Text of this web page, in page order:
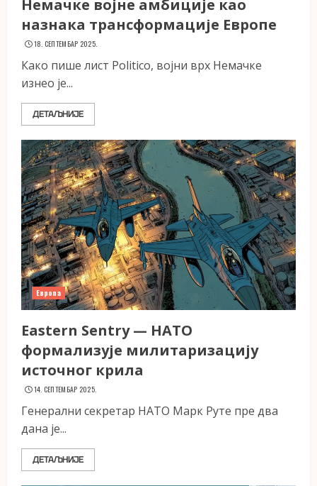
Немачке војне амбиције као
назнака трансформације Европе
18. СЕПТЕМБАР 2025.
Како пише лист Politico, војни врх Немачке
изнео је...
ДЕТАЉНИЈЕ
Европа
Eastern Sentry — НАТО
формализује милитаризацију
источног крила
14. СЕПТЕМБАР 2025.
Генерални секретар НАТО Марк Руте пре два
дана је...
ДЕТАЉНИЈЕ